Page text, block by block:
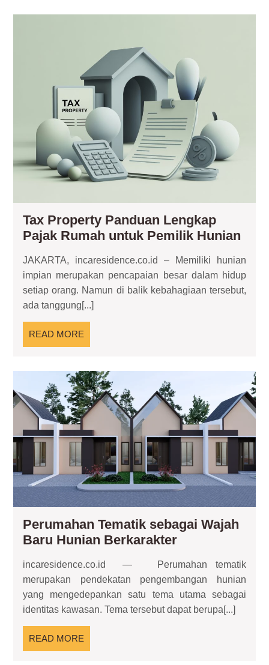
Tax Property Panduan Lengkap
Pajak Rumah untuk Pemilik Hunian
JAKARTA, incaresidence.co.id – Memiliki hunian
impian merupakan pencapaian besar dalam hidup
setiap orang. Namun di balik kebahagiaan tersebut,
ada tanggung[...]
READ MORE
MORE
Perumahan Tematik sebagai Wajah
Baru Hunian BerkarakterPerumahan
sebagai
Wajah
Baru
Hunian
incaresidence.co.id — Perumahan tematik
merupakan pendekatan pengembangan hunian
yang mengedepankan satu tema utama sebagai
identitas kawasan. Tema tersebut dapat berupa[...]
READ MORE
MORE